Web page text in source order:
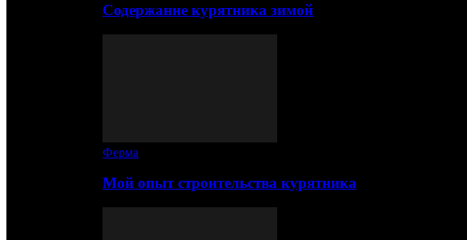
Содержание курятника зимой
Ферма
Мой опыт строительства курятника